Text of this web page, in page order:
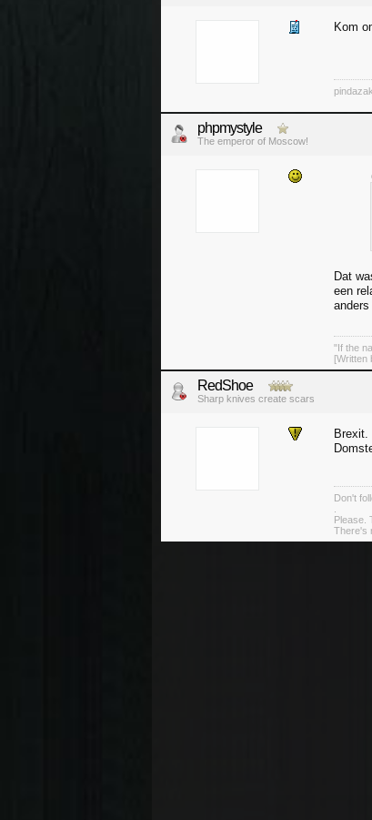
Kom
phpmystyle
The emperor of Moscow!
Dat
een
"If the
[Written
RedShoe
Sharp knives create scars
Brexit.
Don't
Please.
There's